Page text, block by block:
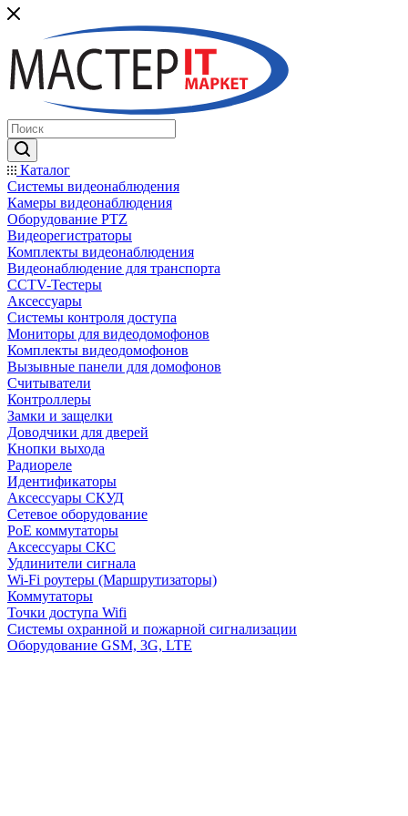
Каталог
Системы видеонаблюдения
Камеры видеонаблюдения
Оборудование PTZ
Видеорегистраторы
Комплекты видеонаблюдения
Видеонаблюдение для транспорта
CCTV-Тестеры
Аксессуары
Системы контроля доступа
Мониторы для видеодомофонов
Комплекты видеодомофонов
Вызывные панели для домофонов
Считыватели
Контроллеры
Замки и защелки
Доводчики для дверей
Кнопки выхода
Радиореле
Идентификаторы
Аксессуары СКУД
Сетевое оборудование
PoE коммутаторы
Аксессуары СКС
Удлинители сигнала
Wi-Fi роутеры (Маршрутизаторы)
Коммутаторы
Точки доступа Wifi
Системы охранной и пожарной сигнализации
Оборудование GSM, 3G, LTE